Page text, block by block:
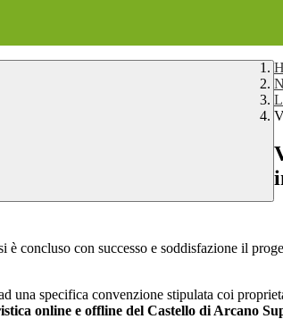
concluso con successo e soddisfazione il
una specifica convenzione stipulata coi
online e offline del Castello di Arcano